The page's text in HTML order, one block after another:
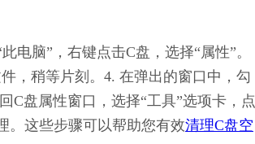
电脑”，右键点击C盘，选择“属性”。
，稍等片刻。4. 在弹出的窗口中，勾
C盘属性窗口，选择“工具”选项卡，点
。这些步骤可以帮助您有效清理C盘空